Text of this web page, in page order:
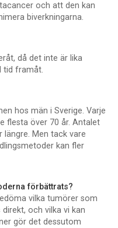
och att den kan
biverkningarna.
då det inte är lika
tid framåt.
hos män i Sverige. Varje
flesta över 70 år. Antalet
Men tack vare
kan fler
förbättrats?
vilka tumörer som
och vilka vi kan
gör det dessutom